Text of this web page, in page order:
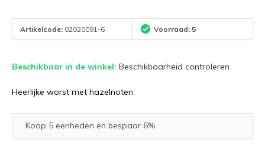
Artikelcode: 02020091-6 Voorraad: 5
Beschikbaar in de winkel: Beschikbaarheid controleren
Heerlijke worst met hazelnoten
Koop 5 eenheden en bespaar 6%